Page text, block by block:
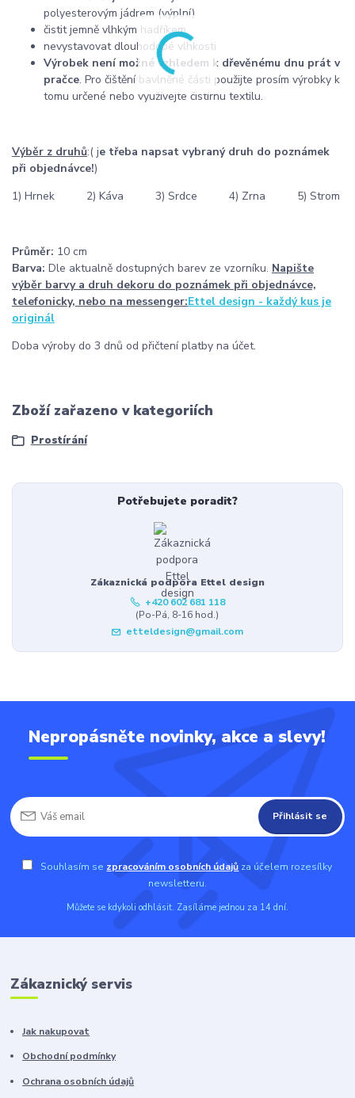
polyesterovým jádrem (výplní)
čistit jemně vlhkým hadříkem
nevystavovat dlouhodobé vlhkosti
Výrobek není možné vzhledem k dřevěnému dnu prát v
pračce. Pro čištění bavlněné části použijte prosím výrobky k
tomu určené nebo využívejte čistírnu textilu.
Výběr z druhů:( je třeba napsat vybraný druh do poznámek
při objednávce!)
1) Hrnek 2) Káva 3) Srdce 4) Zrna 5) Strom
Průměr: 10 cm
Barva: Dle aktualně dostupných barev ze vzorníku. Napište
výběr barvy a druh dekoru do poznámek při objednávce,
telefonicky, nebo na messenger:Ettel design - každý kus je
originál
Doba výroby do 3 dnů od přičtení platby na účet.
Zboží zařazeno v kategoriích
Prostírání
Potřebujete poradit?
Zákaznická podpora Ettel design
+420 602 681 118
(Po-Pá, 8-16 hod.)
etteldesign@gmail.com
Nepropásněte novinky, akce a slevy!
Přihlásit se
Souhlasím se zpracováním osobních údajů za účelem rozesílky
newsletteru.
Můžete se kdykoli odhlásit. Zasíláme jednou za 14 dní.
Zákaznický servis
Jak nakupovat
Obchodní podmínky
Ochrana osobních údajů